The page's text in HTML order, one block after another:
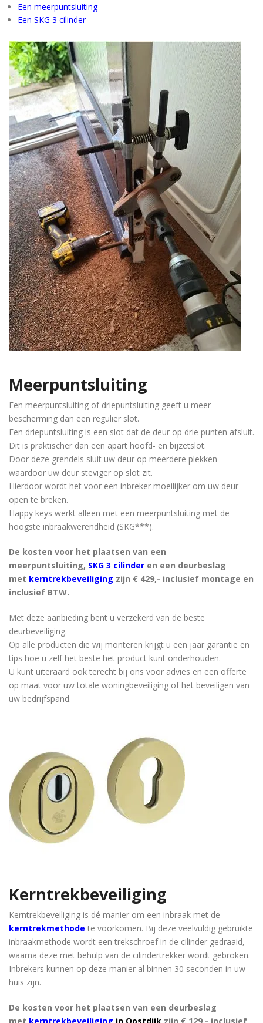
Een meerpuntsluiting
Een SKG 3 cilinder
Meerpuntsluiting
Een meerpuntsluiting of driepuntsluiting geeft u meer
bescherming dan een regulier slot.
Een driepuntsluiting is een slot dat de deur op drie punten afsluit.
Dit is praktischer dan een apart hoofd- en bijzetslot.
Door deze grendels sluit uw deur op meerdere plekken
waardoor uw deur steviger op slot zit.
Hierdoor wordt het voor een inbreker moeilijker om uw deur
open te breken.
Happy keys werkt alleen met een meerpuntsluiting met de
hoogste inbraakwerendheid (SKG***).
De kosten voor het plaatsen van een
meerpuntsluiting, SKG 3 cilinder en een deurbeslag
met kerntrekbeveiliging zijn € 429,- inclusief montage en
inclusief BTW.
Met deze aanbieding bent u verzekerd van de beste
deurbeveiliging.
Op alle producten die wij monteren krijgt u een jaar garantie en
tips hoe u zelf het beste het product kunt onderhouden.
U kunt uiteraard ook terecht bij ons voor advies en een offerte
op maat voor uw totale woningbeveiliging of het beveiligen van
uw bedrijfspand.
Kerntrekbeveiliging
Kerntrekbeveiliging is dé manier om een inbraak met de
kerntrekmethode te voorkomen. Bij deze veelvuldig gebruikte
inbraakmethode wordt een trekschroef in de cilinder gedraaid,
waarna deze met behulp van de cilindertrekker wordt gebroken.
Inbrekers kunnen op deze manier al binnen 30 seconden in uw
huis zijn.
De kosten voor het plaatsen van een deurbeslag